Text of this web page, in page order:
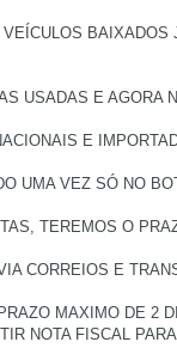
USADAS E AGORA
E
UMA VEZ SÓ NO
TEREMOS O
CORREIOS E
MAXIMO DE 2
NOTA FISCAL PARA